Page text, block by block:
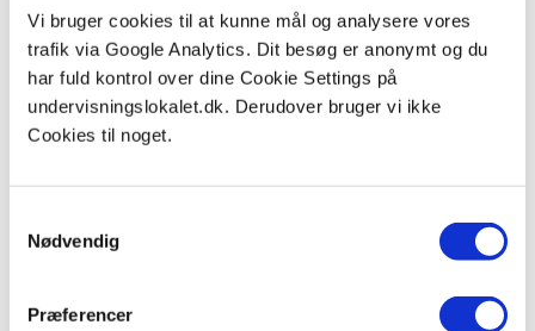
Vi bruger cookies til at kunne mål og analysere vores
trafik via Google Analytics. Dit besøg er anonymt og du
har fuld kontrol over dine Cookie Settings på
undervisningslokalet.dk. Derudover bruger vi ikke
Cookies til noget.
Nødvendig
Præferencer
INFORMATION
Sponsorerede artikler